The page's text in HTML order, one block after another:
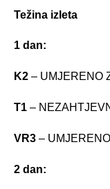
Težina izleta
1 dan:
K2 – UMJERENO
T1 –
VR3 –
2 dan: